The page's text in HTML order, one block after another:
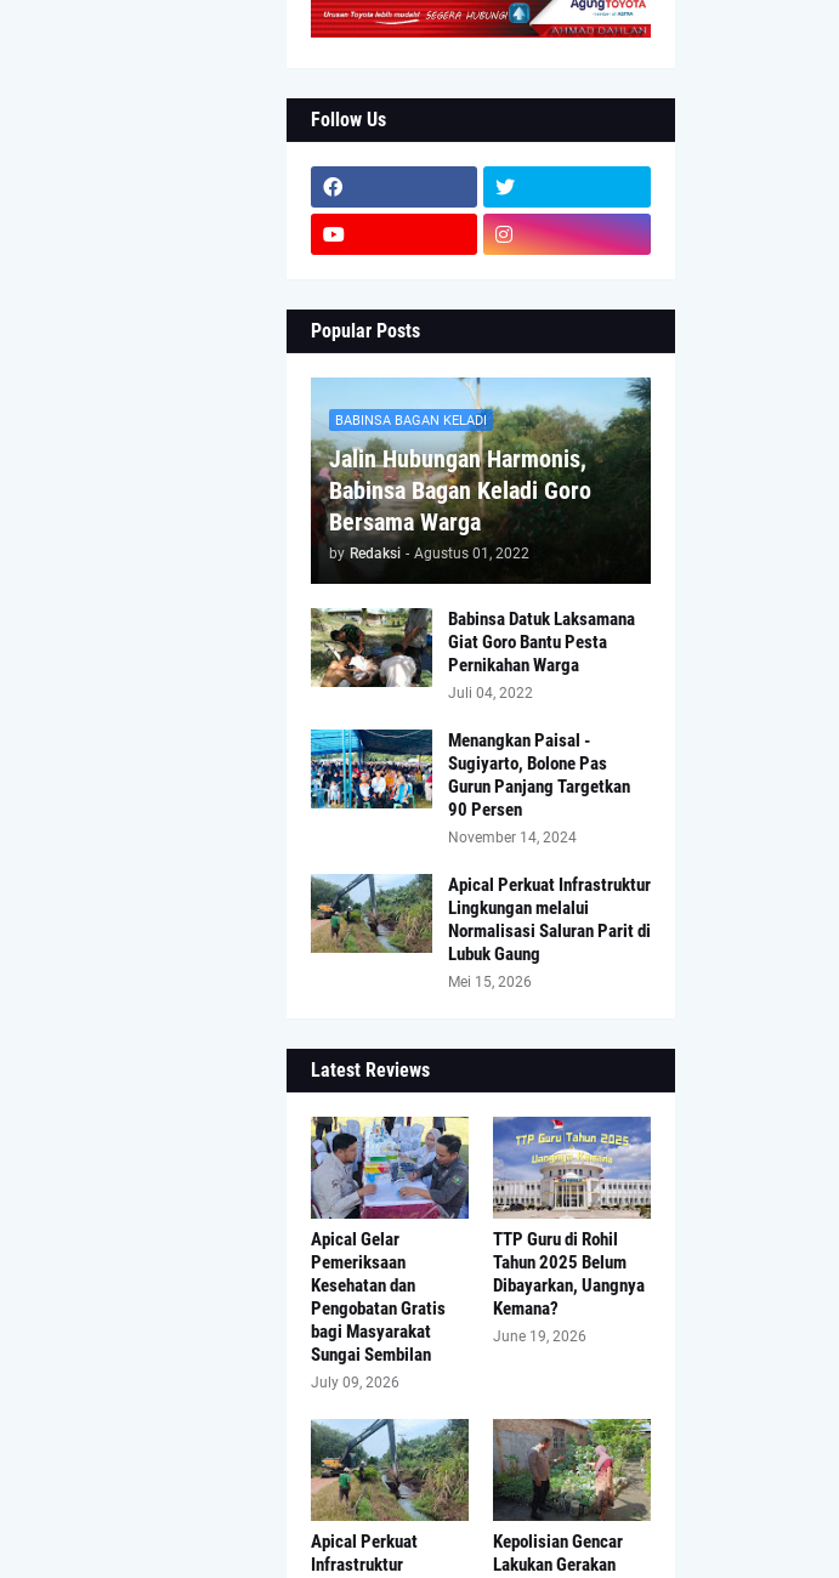
Follow Us
Popular Posts
BABINSA BAGAN KELADI
Jalin Hubungan Harmonis,
Babinsa Bagan Keladi Goro
Bersama Warga
by Redaksi - Agustus 01, 2022
Babinsa Datuk Laksamana
Giat Goro Bantu Pesta
Pernikahan Warga
Juli 04, 2022
Menangkan Paisal -
Sugiyarto, Bolone Pas
Gurun Panjang Targetkan
90 Persen
November 14, 2024
Apical Perkuat Infrastruktur
Lingkungan melalui
Normalisasi Saluran Parit di
Lubuk Gaung
Mei 15, 2026
Latest Reviews
Apical Gelar
Pemeriksaan
Kesehatan dan
Pengobatan Gratis
bagi Masyarakat
Sungai Sembilan
July 09, 2026
TTP Guru di Rohil
Tahun 2025 Belum
Dibayarkan, Uangnya
Kemana?
June 19, 2026
Apical Perkuat
Infrastruktur
Kepolisian Gencar
Lakukan Gerakan